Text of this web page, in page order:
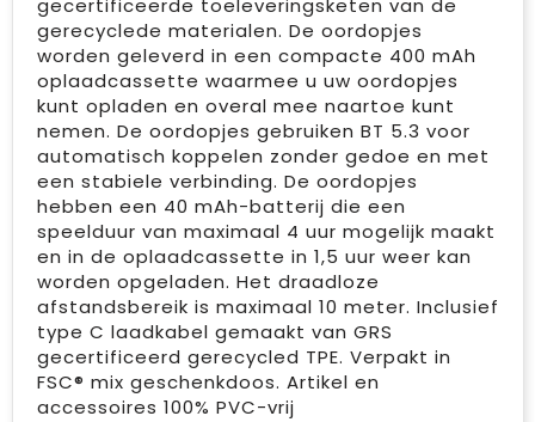
gecertificeerde toeleveringsketen van de
gerecyclede materialen. De oordopjes
worden geleverd in een compacte 400 mAh
oplaadcassette waarmee u uw oordopjes
kunt opladen en overal mee naartoe kunt
nemen. De oordopjes gebruiken BT 5.3 voor
automatisch koppelen zonder gedoe en met
een stabiele verbinding. De oordopjes
hebben een 40 mAh-batterij die een
speelduur van maximaal 4 uur mogelijk maakt
en in de oplaadcassette in 1,5 uur weer kan
worden opgeladen. Het draadloze
afstandsbereik is maximaal 10 meter. Inclusief
type C laadkabel gemaakt van GRS
gecertificeerd gerecycled TPE. Verpakt in
FSC® mix geschenkdoos. Artikel en
accessoires 100% PVC-vrij